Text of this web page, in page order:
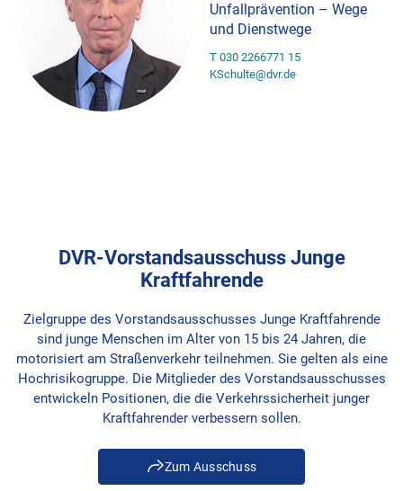
Unfallprävention – Wege
und Dienstwege
T 030 2266771 15
KSchulte@dvr.de
DVR-Vorstandsausschuss Junge
Kraftfahrende
Zielgruppe des Vorstandsausschusses Junge Kraftfahrende
sind junge Menschen im Alter von 15 bis 24 Jahren, die
motorisiert am Straßenverkehr teilnehmen. Sie gelten als eine
Hochrisikogruppe. Die Mitglieder des Vorstandsausschusses
entwickeln Positionen, die die Verkehrssicherheit junger
Kraftfahrender verbessern sollen.
Zum Ausschuss